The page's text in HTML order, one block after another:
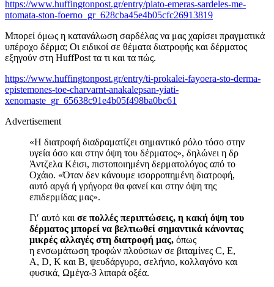
https://www.huffingtonpost.gr/entry/piato-emeras-sardeles-me-
ntomata-ston-foerno_gr_628cba45e4b05cfc26913819
Μπορεί όμως η κατανάλωση σαρδέλας να μας χαρίσει πραγματικά
υπέροχο δέρμα; Οι ειδικοί σε θέματα διατροφής και δέρματος
εξηγούν στη HuffPost τα τι και τα πώς.
https://www.huffingtonpost.gr/entry/ti-prokalei-fayoera-sto-derma-
epistemones-toe-charvarnt-anakalepsan-yiati-
xenomaste_gr_65638c91e4b05f498ba0bc61
Advertisement
«Η διατροφή διαδραματίζει σημαντικό ρόλο τόσο στην
υγεία όσο και στην όψη του δέρματος», δηλώνει η δρ
Άντζελα Κέισι, πιστοποιημένη δερματολόγος από το
Οχάιο. «Όταν δεν κάνουμε ισορροπημένη διατροφή,
αυτό αργά ή γρήγορα θα φανεί και στην όψη της
επιδερμίδας μας».
Γι′ αυτό και σε πολλές περιπτώσεις, η κακή όψη του
δέρματος μπορεί να βελτιωθεί σημαντικά κάνοντας
μικρές αλλαγές στη διατροφή μας, όπως
η ενσωμάτωση τροφών πλούσιων σε βιταμίνες C, E,
A, D, K και B, ψευδάργυρο, σελήνιο, κολλαγόνο και
φυσικά, Ωμέγα-3 λιπαρά οξέα.